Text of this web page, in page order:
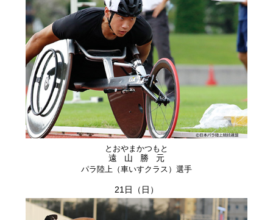
遠山勝元
とおやまかつもと
パラ陸上（車いすクラス）選手
21日（日）